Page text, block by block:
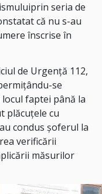
seria de
că nu s-au
înscrise în
de Urgență 112,
se
faptei până la
plăcuțele cu
condus șoferul la
verificării
măsurilor